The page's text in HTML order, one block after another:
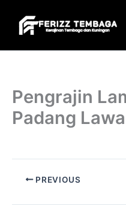
content
Pengrajin
Padang
PREVIOUS